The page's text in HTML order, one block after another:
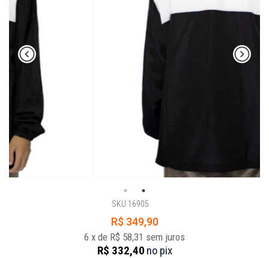
SKU 16905
R$ 349,90
6 x de R$ 58,31 sem juros
R$ 332,40 no pix